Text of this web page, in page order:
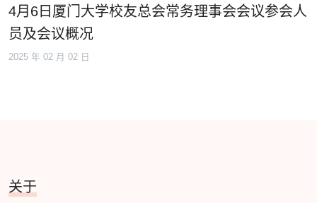
4月6日厦门大学校友总会常务理事会会议参会人
员及会议概况
2025 年 02 月 02 日
关于